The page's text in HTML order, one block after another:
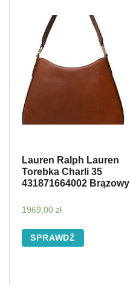
Lauren Ralph Lauren
Torebka Charli 35
431871664002 Brązowy
1969,00 zł
SPRAWDŹ